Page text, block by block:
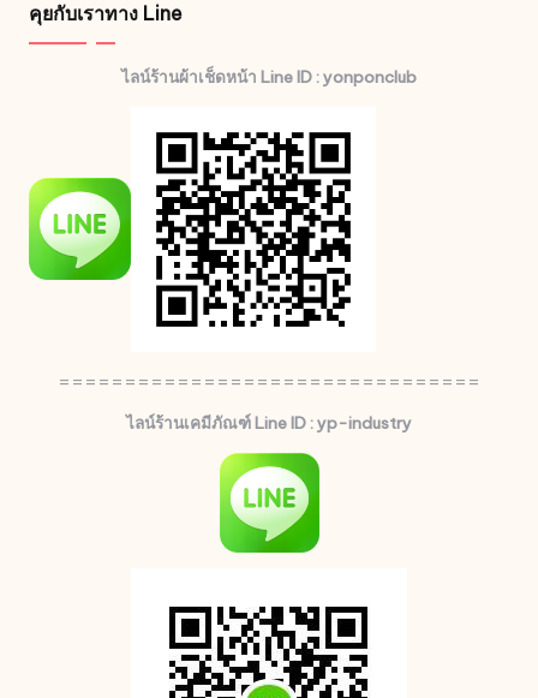
คุยกับเราทาง Line
ไลน์ร้านผ้าเช็ดหน้า Line ID : yonponclub
================================
ไลน์ร้านเคมีภัณฑ์ Line ID : yp-industry